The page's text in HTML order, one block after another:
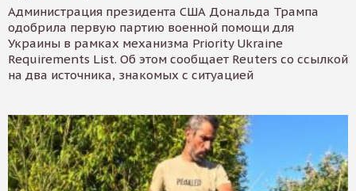
Администрация президента США Дональда Трампа
одобрила первую партию военной помощи для
Украины в рамках механизма Priority Ukraine
Requirements List. Об этом сообщает Reuters со ссылкой
на два источника, знакомых с ситуацией